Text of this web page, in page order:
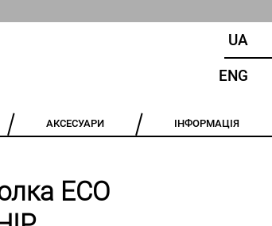
UA
ENG
АКСЕСУАРИ ІНФОРМАЦІЯ
ECO